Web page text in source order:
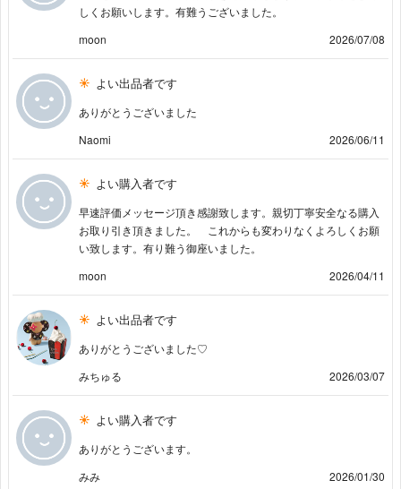
しくお願いします。有難うございました。
moon
2026/07/08
よい出品者です
ありがとうございました
Naomi
2026/06/11
よい購入者です
早速評価メッセージ頂き感謝致します。親切丁寧安全なる購入
お取り引き頂きました。 これからも変わりなくよろしくお願
い致します。有り難う御座いました。
moon
2026/04/11
よい出品者です
ありがとうございました♡
みちゅる
2026/03/07
よい購入者です
ありがとうございます。
みみ
2026/01/30